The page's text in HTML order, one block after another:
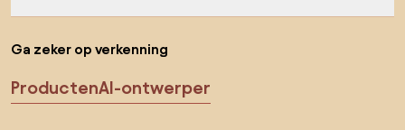
Ga zeker op verkenning
ProductenAI-ontwerper